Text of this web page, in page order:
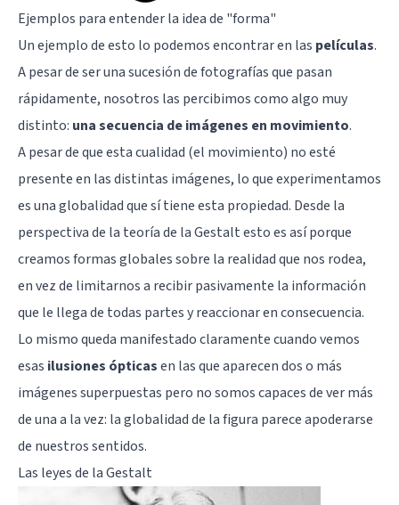
Ejemplos para entender la idea de "forma"
Un ejemplo de esto lo podemos encontrar en las películas.
A pesar de ser una sucesión de fotografías que pasan
rápidamente, nosotros las percibimos como algo muy
distinto: una secuencia de imágenes en movimiento.
A pesar de que esta cualidad (el movimiento) no esté
presente en las distintas imágenes, lo que experimentamos
es una globalidad que sí tiene esta propiedad. Desde la
perspectiva de la teoría de la Gestalt esto es así porque
creamos formas globales sobre la realidad que nos rodea,
en vez de limitarnos a recibir pasivamente la información
que le llega de todas partes y reaccionar en consecuencia.
Lo mismo queda manifestado claramente cuando vemos
esas ilusiones ópticasen las que aparecen dos o más
imágenes superpuestas pero no somos capaces de ver más
de una a la vez: la globalidad de la figura parece apoderarse
de nuestros sentidos.
Las leyes de la Gestalt